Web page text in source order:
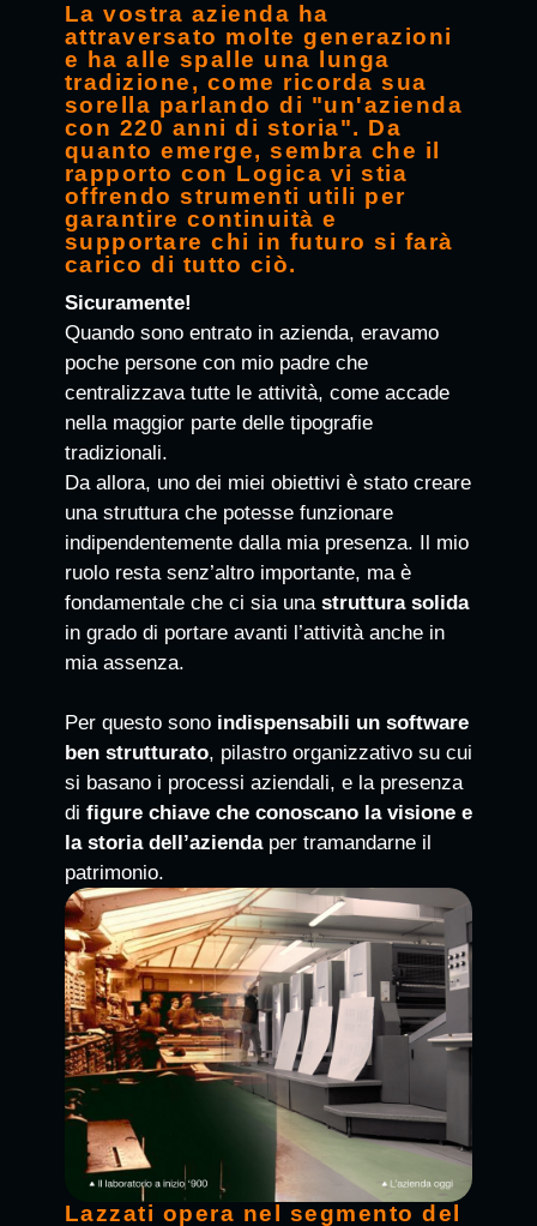
La vostra azienda ha
attraversato molte generazioni
e ha alle spalle una lunga
tradizione, come ricorda sua
sorella parlando di "un'azienda
con 220 anni di storia". Da
quanto emerge, sembra che il
rapporto con Logica vi stia
offrendo strumenti utili per
garantire continuità e
supportare chi in futuro si farà
carico di tutto ciò.
Sicuramente!
Quando sono entrato in azienda, eravamo
poche persone con mio padre che
centralizzava tutte le attività, come accade
nella maggior parte delle tipografie
tradizionali.
Da allora, uno dei miei obiettivi è stato creare
una struttura che potesse funzionare
indipendentemente dalla mia presenza. Il mio
ruolo resta senz’altro importante, ma è
fondamentale che ci sia una struttura solida
in grado di portare avanti l’attività anche in
mia assenza.
Per questo sono indispensabili un software
ben strutturato, pilastro organizzativo su cui
si basano i processi aziendali, e la presenza
di figure chiave che conoscano la visione e
la storia dell’aziendaper tramandarne il
patrimonio.
Lazzati opera nel segmento del